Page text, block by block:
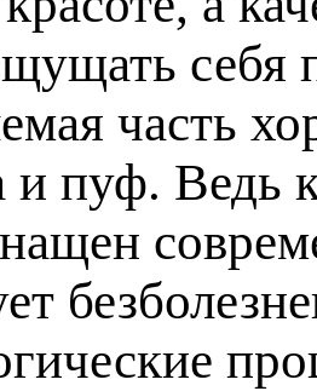
себя
часть
и пуф. Ведь